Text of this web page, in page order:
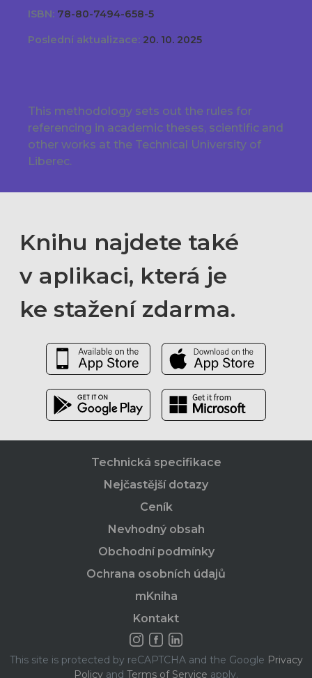
ISBN: 78-80-7494-658-5
Poslední aktualizace: 20. 10. 2025
This methodology sets out the rules for
referencing in academic theses, scientific and
other works at the Technical University of
Liberec.
Knihu najdete také
v aplikaci, která je
ke stažení zdarma.
Technická specifikace
Nejčastější dotazy
Ceník
Nevhodný obsah
Obchodní podmínky
Ochrana osobních údajů
mKniha
Kontakt
This site is protected by reCAPTCHA and the Google Privacy
Policy and Terms of Service apply.